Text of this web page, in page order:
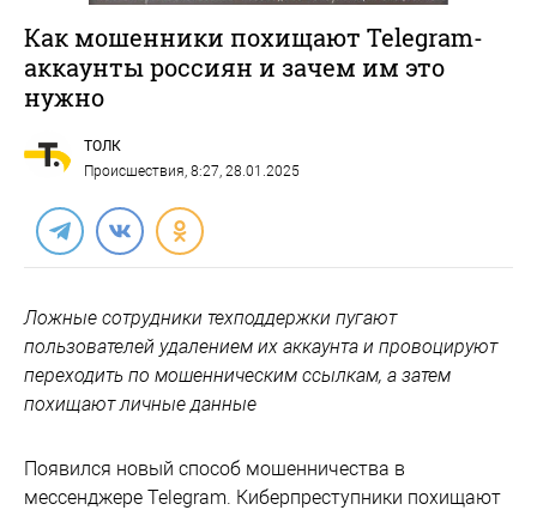
Как мошенники похищают Telegram-
аккаунты россиян и зачем им это
нужно
ТОЛК
Происшествия, 8:27, 28.01.2025
Ложные сотрудники техподдержки пугают
пользователей удалением их аккаунта и провоцируют
переходить по мошенническим ссылкам, а затем
похищают личные данные
Появился новый способ мошенничества в
мессенджере Telegram. Киберпреступники похищают